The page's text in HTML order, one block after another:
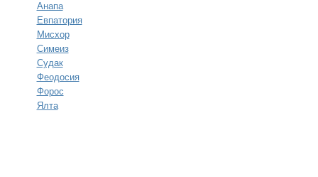
Анапа
Евпатория
Мисхор
Симеиз
Судак
Феодосия
Форос
Ялта